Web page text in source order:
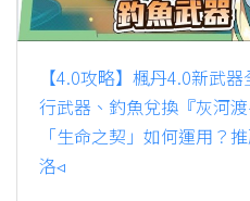
【4.0攻略】楓丹4.0新武
行武器、釣魚兌換『灰河
「生命之契」如何運用？
洛◃